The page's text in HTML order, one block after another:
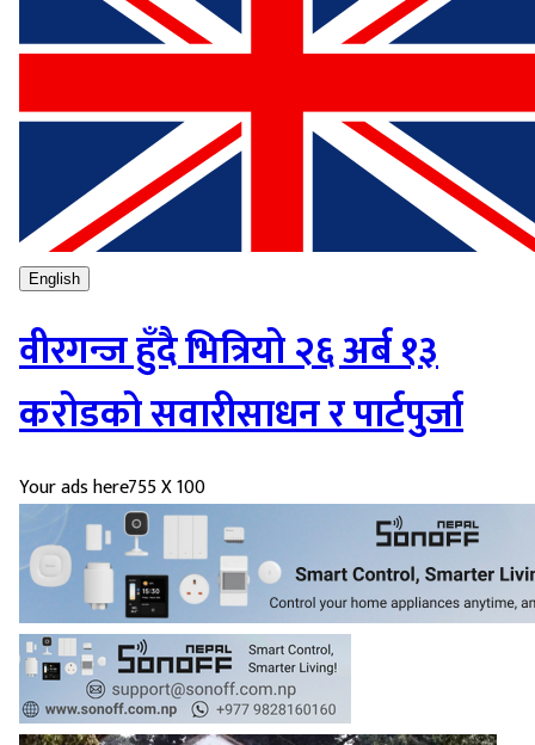
English
वीरगन्ज हुँदै भित्रियो २६ अर्ब १३
करोडको सवारीसाधन र पार्टपुर्जा
Your ads here755 X 100